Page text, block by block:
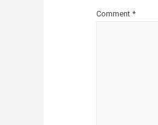
Comment *